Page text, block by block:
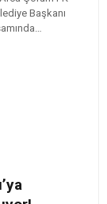
Başkanı